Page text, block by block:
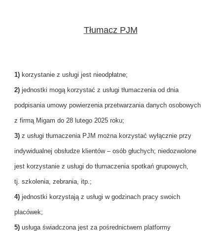
Tłumacz PJM
1) korzystanie z usługi jest nieodpłatne;
2) jednostki mogą korzystać z usługi tłumaczenia od dnia
podpisania umowy powierzenia przetwarzania danych osobowych
z firmą Migam do 28 lutego 2025 roku;
3) z usługi tłumaczenia PJM można korzystać wyłącznie przy
indywidualnej obsłudze klientów – osób głuchych; niedozwolone
jest korzystanie z usługi do tłumaczenia spotkań grupowych,
tj. szkolenia, zebrania, itp.;
4) jednostki korzystają z usługi w godzinach pracy swoich
placówek;
5) usługa świadczona jest za pośrednictwem platformy